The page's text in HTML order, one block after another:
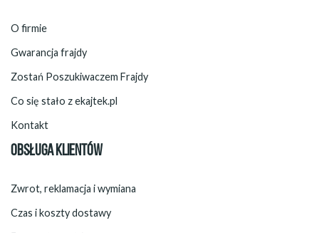
O firmie
Gwarancja frajdy
Zostań Poszukiwaczem Frajdy
Co się stało z ekajtek.pl
Kontakt
OBSŁUGA KLIENTÓW
Zwrot, reklamacja i wymiana
Czas i koszty dostawy